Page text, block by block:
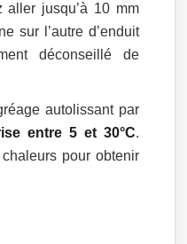
aller jusqu’à 10 mm
sur l’autre d’enduit
déconseillé de
autolissant par
entre 5 et 30°C.
pour obtenir